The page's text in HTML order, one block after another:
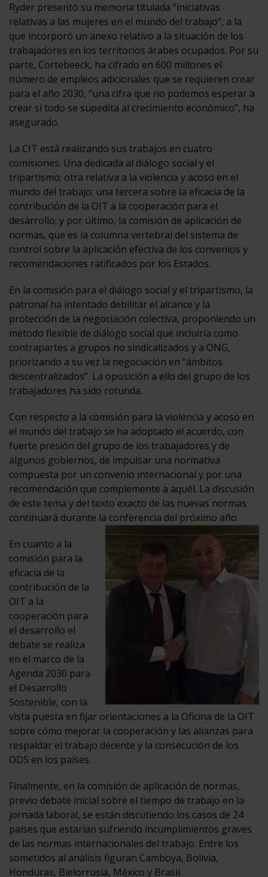
Ryder presentó su memoria titulada “iniciativas
relativas a las mujeres en el mundo del trabajo”, a la
que incorporó un anexo relativo a la situación de los
trabajadores en los territorios árabes ocupados. Por su
parte, Cortebeeck, ha cifrado en 600 millones el
número de empleos adicionales que se requieren crear
para el año 2030, “una cifra que no podemos esperar a
crear si todo se supedita al crecimiento económico”, ha
asegurado.
La CIT está realizando sus trabajos en cuatro
comisiones. Una dedicada al diálogo social y el
tripartismo; otra relativa a la violencia y acoso en el
mundo del trabajo; una tercera sobre la eficacia de la
contribución de la OIT a la cooperación para el
desarrollo; y por último, la comisión de aplicación de
normas, que es la columna vertebral del sistema de
control sobre la aplicación efectiva de los convenios y
recomendaciones ratificados por los Estados.
En la comisión para el diálogo social y el tripartismo, la
patronal ha intentado debilitar el alcance y la
protección de la negociación colectiva, proponiendo un
método flexible de diálogo social que incluiría como
contrapartes a grupos no sindicalizados y a ONG,
priorizando a su vez la negociación en “ámbitos
descentralizados”. La oposición a ello del grupo de los
trabajadores ha sido rotunda.
Con respecto a la comisión para la violencia y acoso en
el mundo del trabajo se ha adoptado el acuerdo, con
fuerte presión del grupo de los trabajadores y de
algunos gobiernos, de impulsar una normativa
compuesta por un convenio internacional y por una
recomendación que complemente a aquél. La discusión
de este tema y del texto exacto de las nuevas normas
continuará durante la conferencia del próximo año.
En cuanto a la
comisión para la
eficacia de la
contribución de la
OIT a la
cooperación para
el desarrollo el
debate se realiza
en el marco de la
Agenda 2030 para
el Desarrollo
Sostenible, con la
vista puesta en fijar orientaciones a la Oficina de la OIT
sobre cómo mejorar la cooperación y las alianzas para
respaldar el trabajo decente y la consecución de los
ODS en los países.
Finalmente, en la comisión de aplicación de normas,
previo debate inicial sobre el tiempo de trabajo en la
jornada laboral, se están discutiendo los casos de 24
países que estarían sufriendo incumplimientos graves
de las normas internacionales del trabajo. Entre los
sometidos al análisis figuran Camboya, Bolivia,
Honduras, Bielorrusia, México y Brasil.